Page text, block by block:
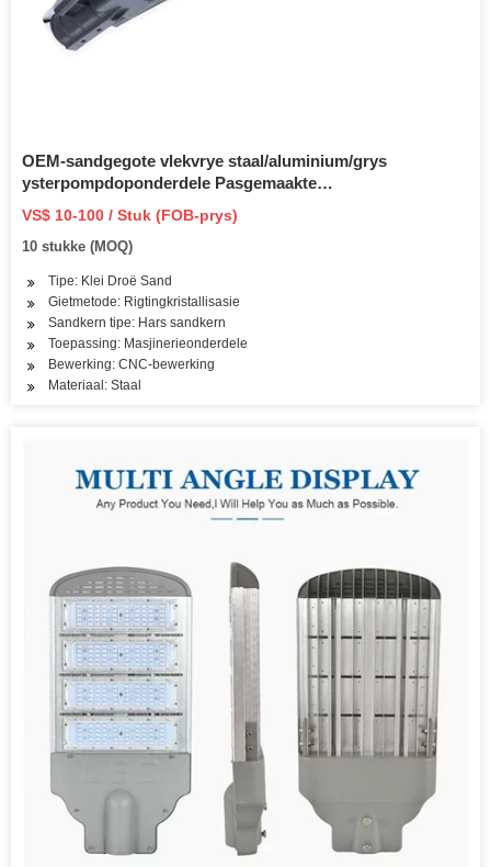
OEM-sandgegote vlekvrye staal/aluminium/grys
ysterpompdoponderdele Pasgemaakte
pompomhulselbehuising deur Lost Wax Investment Die
gietwerk met CNC-bewerking
VS$ 10-100 / Stuk (FOB-prys)
10 stukke (MOQ)
Tipe: Klei Droë Sand
Gietmetode: Rigtingkristallisasie
Sandkern tipe: Hars sandkern
Toepassing: Masjinerieonderdele
Bewerking: CNC-bewerking
Materiaal: Staal